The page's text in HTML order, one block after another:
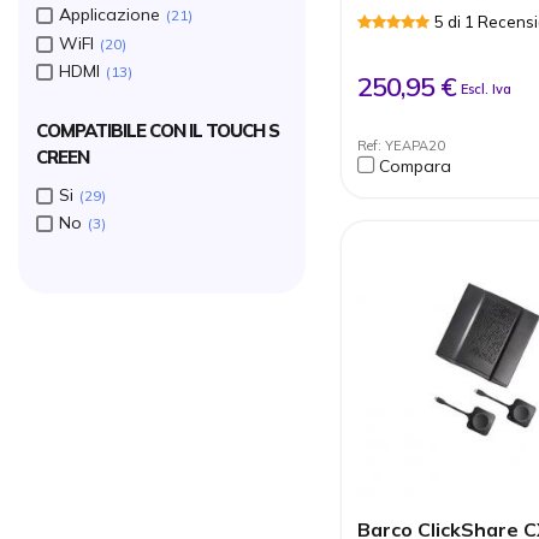
Plug-and-Play
Streaming simultaneo
Rete a doppia banda
Compatibile con
Tipo C
5 di 1
250,95 € Escl. Iva
Ref: YEAPA20
Compara
Barco ClickShare
Applicazione 21
WiFI 20
HDMI 13
COMPATIBILE CON IL TOUCH S
CREEN
Si 29
No 3